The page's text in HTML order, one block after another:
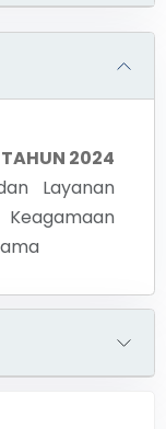
TAHUN 2024
Layanan